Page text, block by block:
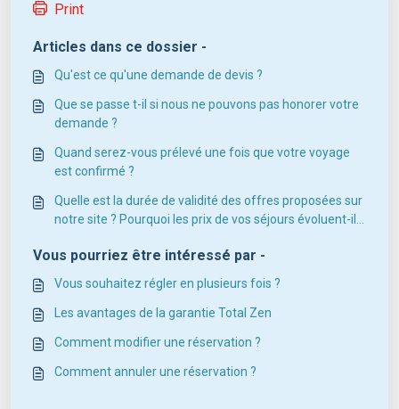
Print
Articles dans ce dossier -
Qu'est ce qu'une demande de devis ?
Que se passe t-il si nous ne pouvons pas honorer votre
demande ?
Quand serez-vous prélevé une fois que votre voyage
est confirmé ?
Quelle est la durée de validité des offres proposées sur
notre site ? Pourquoi les prix de vos séjours évoluent-ils
Vous pourriez être intéressé par -
Vous souhaitez régler en plusieurs fois ?
Les avantages de la garantie Total Zen
Comment modifier une réservation ?
Comment annuler une réservation ?